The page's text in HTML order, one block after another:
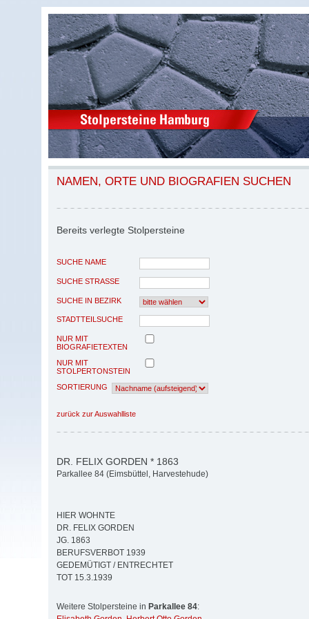
NAMEN, ORTE UND BIOGRAFIEN SUCHEN
Bereits verlegte Stolpersteine
SUCHE NAME
SUCHE STRASSE
SUCHE IN BEZIRK
STADTTEILSUCHE
NUR MIT
BIOGRAFIETEXTEN
NUR MIT
STOLPERTONSTEIN
SORTIERUNG
zurück zur Auswahlliste
DR. FELIX GORDEN * 1863
Parkallee 84 (Eimsbüttel, Harvestehude)
HIER WOHNTE
DR. FELIX GORDEN
JG. 1863
BERUFSVERBOT 1939
GEDEMÜTIGT / ENTRECHTET
TOT 15.3.1939
Weitere Stolpersteine in Parkallee 84: